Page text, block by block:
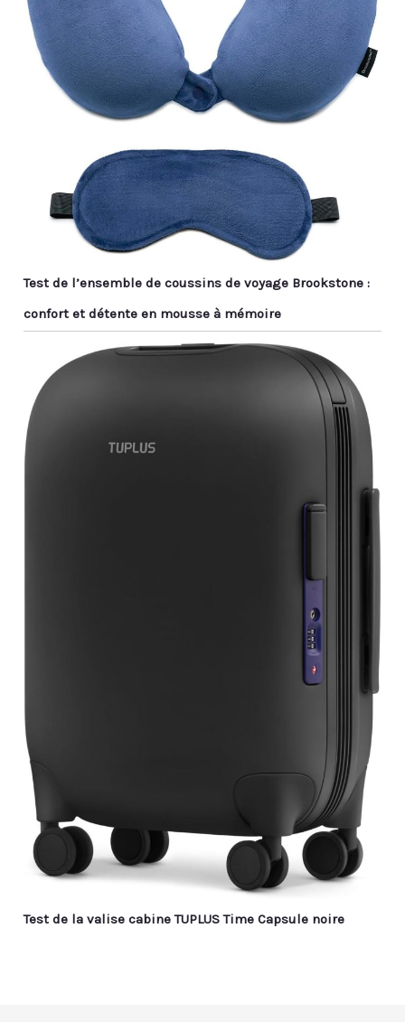
Test de l’ensemble de coussins de voyage Brookstone :
confort et détente en mousse à mémoire
Test de la valise cabine TUPLUS Time Capsule noire